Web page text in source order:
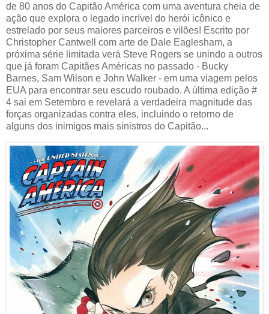
de 80 anos do Capitão América com uma aventura cheia de
ação que explora o legado incrível do herói icônico e
estrelado por seus maiores parceiros e vilões! Escrito por
Christopher Cantwell com arte de Dale Eaglesham, a
próxima série limitada verá Steve Rogers se unindo a outros
que já foram Capitães Américas no passado - Bucky
Barnes, Sam Wilson e John Walker - em uma viagem pelos
EUA para encontrar seu escudo roubado. A última edição #
4 sai em Setembro e revelará a verdadeira magnitude das
forças organizadas contra eles, incluindo o retorno de
alguns dos inimigos mais sinistros do Capitão...